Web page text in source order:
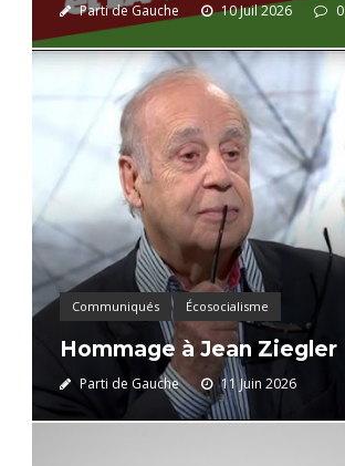
Parti de Gauche 10 Juil 2026 0
Communiqués Écosocialisme
Hommage à Jean Ziegler
Parti de Gauche 11 Juin 2026